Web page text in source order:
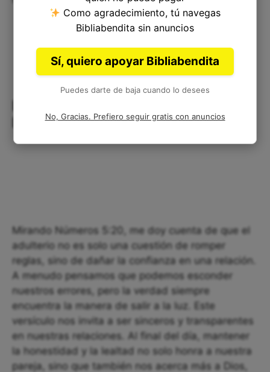
Reflexión Corta: La Honestidad en
la Relación
Mirando Números 5:20, me doy cuenta de que el
adulterio no es solo una cuestión de romper
reglas, sino de dañar la confianza en una relación.
A menudo pensamos que podemos esconder
nuestros errores, pero la verdad siempre
encuentra la manera de salir a la luz. Este
versículo nos invita a ser sinceros y transparentes
en nuestras relaciones. Al final del día, mantener
la honestidad y la lealtad no solo honra a nuestra
pareja, sino que también nos acerca más a Dios,
Como agradecimiento, tú navegas
Bibliabendita sin anuncios
Sí, quiero apoyar Bibliabendita
Puedes darte de baja cuando lo desees
No, Gracias. Prefiero seguir gratis con anuncios